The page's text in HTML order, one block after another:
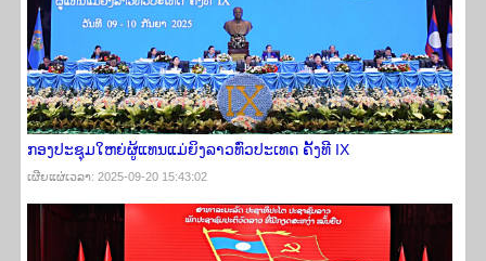
ກອງປະຊຸມໃຫຍ່ຜູ້ແທນແມ່ຍິງລາວທົ່ວປະເທດ ຄັ້ງທີ IX
ເຜີຍ​ແຜ່​ເວ​ລາ: 2025-09-20 15:43:02